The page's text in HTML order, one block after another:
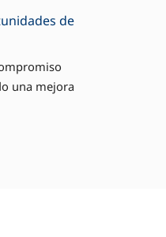
de
una mejora